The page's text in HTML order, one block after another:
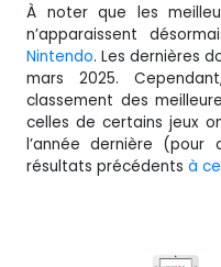
À noter que les
n’apparaissent
Nintendo. Les dernières
mars 2025.
classement des
celles de certains jeux
l’année dernière (pour
résultats précédents à